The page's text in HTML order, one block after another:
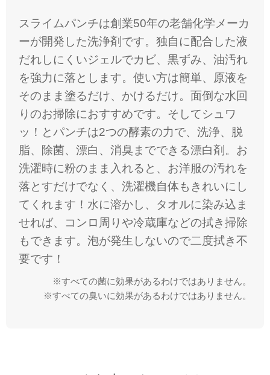
スライムパンチは創業50年の老舗化学メーカ
ーが開発した洗浄剤です。独自に配合した液
だれしにくいジェルでカビ、黒ずみ、油汚れ
を強力に落とします。使い方は簡単、原液を
そのまま塗るだけ、かけるだけ。面倒な水回
りのお掃除におすすめです。そしてシュワ
ッ！とパンチは2つの酵素の力で、洗浄、脱
脂、除菌、漂白、消臭までできる漂白剤。お
洗濯時に粉のまま入れると、お洋服の汚れを
落とすだけでなく、洗濯機自体もきれいにし
てくれます！水に溶かし、タオルに染み込ま
せれば、コンロ周りや冷蔵庫などの拭き掃除
もできます。泡が発生しないので二度拭き不
要です！
※すべての菌に効果があるわけではありません。
※すべての臭いに効果があるわけではありません。